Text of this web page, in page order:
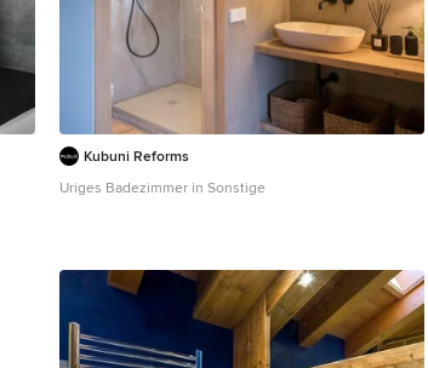
Kubuni Reforms
Uriges Badezimmer in Sonstige